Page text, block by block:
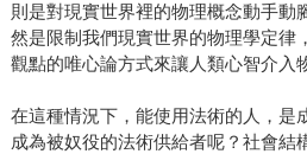
則是對現實世界裡的物理概念動手動
然是限制我們現實世界的物理學定律
觀點的唯心論方式來讓人類心智介入
在這種情況下，能使用法術的人，是
成為被奴役的法術供給者呢？社會結